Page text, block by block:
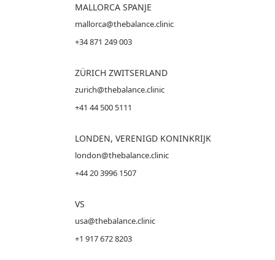
MALLORCA SPANJE
mallorca@thebalance.clinic
+34 871 249 003
ZÜRICH ZWITSERLAND
zurich@thebalance.clinic
+41 44 500 5111
LONDEN, VERENIGD KONINKRIJK
london@thebalance.clinic
+44 20 3996 1507
VS
usa@thebalance.clinic
+1 917 672 8203